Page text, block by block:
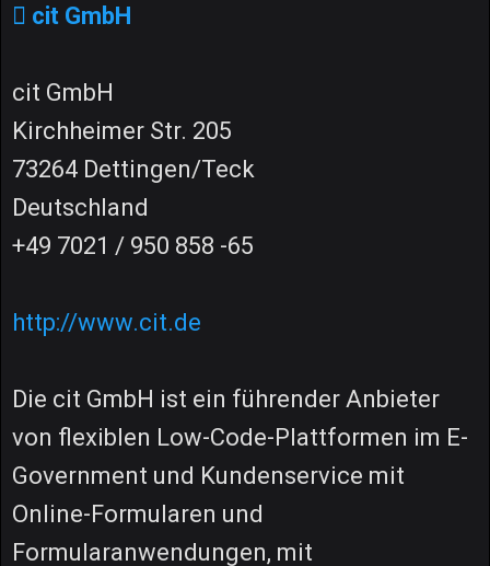
cit GmbH
cit GmbH
Kirchheimer Str. 205
73264 Dettingen/Teck
Deutschland
+49 7021 / 950 858 -65
http://www.cit.de
Die cit GmbH ist ein führender Anbieter
von flexiblen Low-Code-Plattformen im E-
Government und Kundenservice mit
Online-Formularen und
Formularanwendungen, mit